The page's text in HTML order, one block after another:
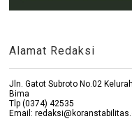
Alamat Redaksi
Jln. Gatot Subroto No.02
Bima
Tlp (0374) 42535
Email: